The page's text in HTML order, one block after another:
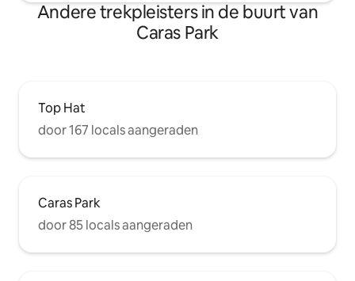
Andere trekpleisters in de buurt van
Caras Park
Top Hat
door 167 locals aangeraden
Caras Park
door 85 locals aangeraden